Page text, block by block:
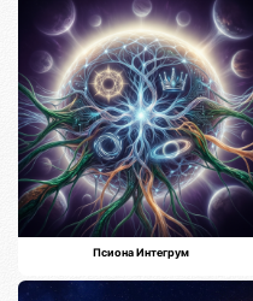
Псиона Интегрум